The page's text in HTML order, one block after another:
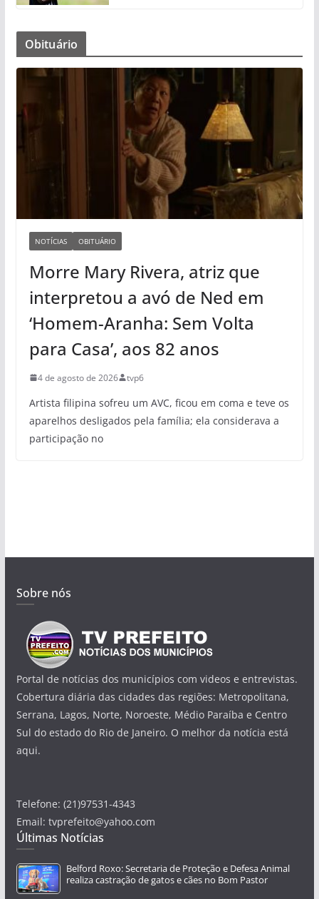
Obituário
NOTÍCIAS OBITUÁRIO
Morre Mary Rivera, atriz que
interpretou a avó de Ned em
‘Homem-Aranha: Sem Volta
para Casa’, aos 82 anos
4 de agosto de 2026 tvp6
Artista filipina sofreu um AVC, ficou em coma e teve os
aparelhos desligados pela família; ela considerava a
participação no
Sobre nós
Portal de notícias dos municípios com videos e entrevistas.
Cobertura diária das cidades das regiões: Metropolitana,
Serrana, Lagos, Norte, Noroeste, Médio Paraíba e Centro
Sul do estado do Rio de Janeiro. O melhor da notícia está
aqui.
Telefone: (21)97531-4343
Email: tvprefeito@yahoo.com
Últimas Notícias
Belford Roxo: Secretaria de Proteção e Defesa Animal
realiza castração de gatos e cães no Bom Pastor